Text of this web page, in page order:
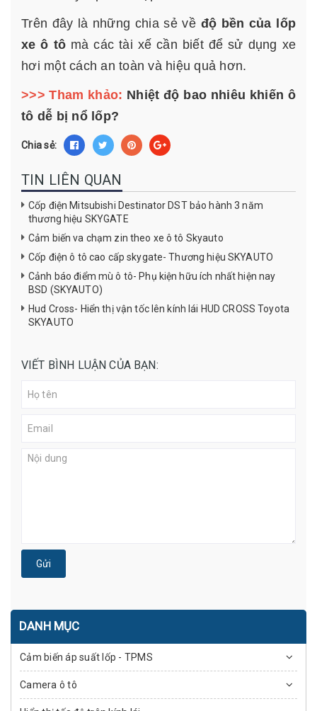
Trên đây là những chia sẻ về độ bền của lốp
xe ô tô mà các tài xế cần biết để sử dụng xe
hơi một cách an toàn và hiệu quả hơn.
>>> Tham khảo: Nhiệt độ bao nhiêu khiến ô
tô dễ bị nổ lốp?
Chia sẻ:
TIN LIÊN QUAN
Cốp điện Mitsubishi Destinator DST bảo hành 3 năm
thương hiệu SKYGATE
Cảm biến va chạm zin theo xe ô tô Skyauto
Cốp điện ô tô cao cấp skygate- Thương hiệu SKYAUTO
Cảnh báo điểm mù ô tô- Phụ kiện hữu ích nhất hiện nay
BSD (SKYAUTO)
Hud Cross- Hiển thị vận tốc lên kính lái HUD CROSS Toyota
SKYAUTO
VIẾT BÌNH LUẬN CỦA BẠN:
Gửi
DANH MỤC
Cảm biến áp suất lốp - TPMS
Camera ô tô